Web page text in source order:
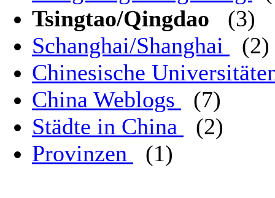
Tsingtao/Qingdao
(3)
Schanghai/Shanghai
(2)
Chinesische
China Weblogs
(7)
Städte in China
(2)
Provinzen
(1)